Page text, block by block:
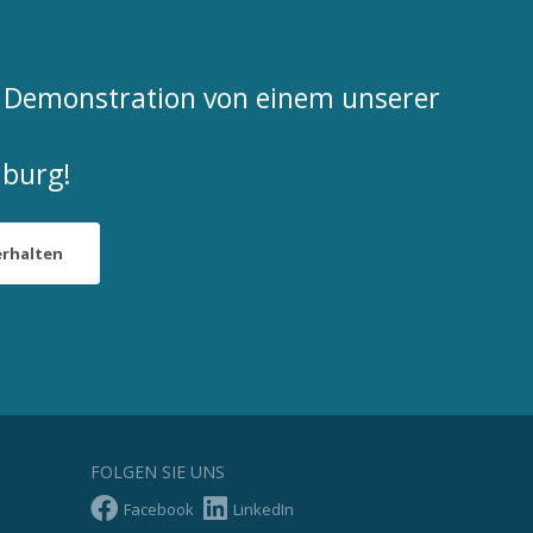
von einem unserer
FOLGEN SIE UNS
Facebook LinkedIn